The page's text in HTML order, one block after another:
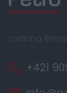
rodinná firma
+421